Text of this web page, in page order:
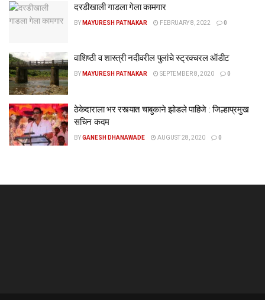
दरडीखाली गाडला गेला कामगार
BY MAYURESH PATNAKAR FEBRUARY 8, 2022 0
वाशिष्ठी व शास्त्री नदीवरील पुलांचे स्ट्रक्चरल ऑडीट
BY MAYURESH PATNAKAR SEPTEMBER 8, 2020 0
ठेकेदाराला भर रस्त्यात चाबुकाने झोडले पाहिजे : जिल्हाप्रमुख
सचिन कदम
BYGANESH DHANAWADE AUGUST 28, 2020 0